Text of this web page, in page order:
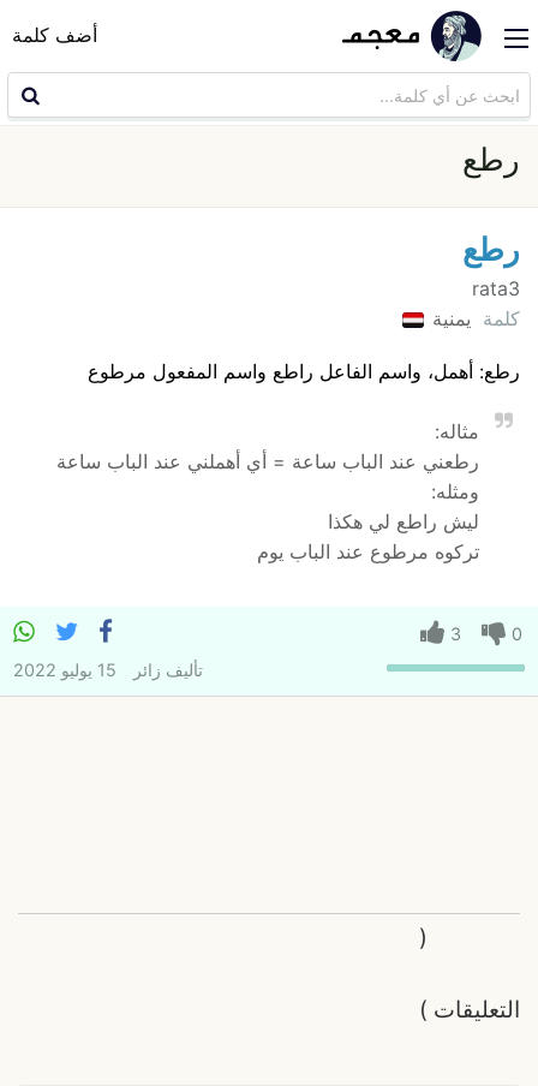
أضف كلمة
رطع
رطع
rata3
كلمة يمنية
رطع: أهمل، واسم الفاعل راطع واسم المفعول مرطوع
مثاله:
رطعني عند الباب ساعة = أي أهملني عند الباب ساعة
ومثله:
ليش راطع لي هكذا
تركوه مرطوع عند الباب يوم
0
3
تأليف زائر 15 يوليو 2022
التعليقات
(
)